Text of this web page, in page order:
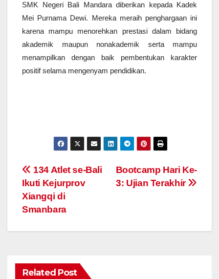
SMK Negeri Bali Mandara diberikan kepada Kadek
Mei Purnama Dewi. Mereka meraih penghargaan ini
karena mampu menorehkan prestasi dalam bidang
akademik maupun nonakademik serta mampu
menampilkan dengan baik pembentukan karakter
positif selama mengenyam pendidikan.
Navigasi
pos
Bootcamp Hari Ke-
3: Ujian Terakhir
134 Atlet se-Bali
Ikuti Kejurprov
Xiangqi di
Smanbara
Related Post